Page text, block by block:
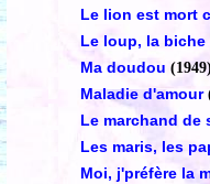
Le lion est mort
Le loup, la biche
Ma doudou (1949)
Maladie d'amour
Le marchand de
Les maris, les
Moi, j'préfère la